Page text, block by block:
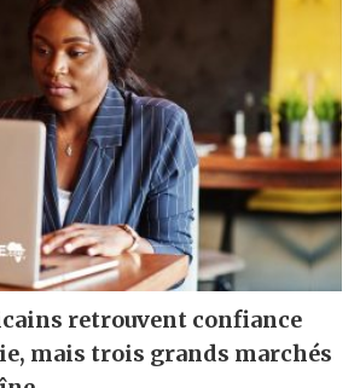
retrouvent confiance
mais trois grands marchés